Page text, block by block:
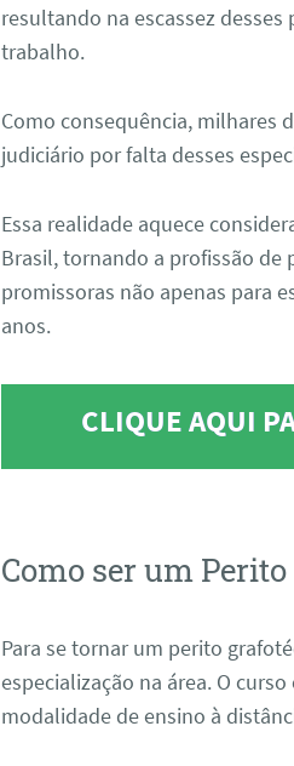
resultando na escassez
trabalho.
Como consequência, milhares
judiciário por falta desses
Essa realidade aquece
Brasil, tornando a profissão de
promissoras não apenas para
anos.
CLIQUE AQUI
Como ser um
Para se tornar um perito
especialização na área. O
modalidade de ensino à